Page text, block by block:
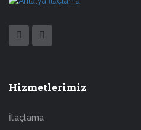
Hizmetlerimiz
İlaçlama